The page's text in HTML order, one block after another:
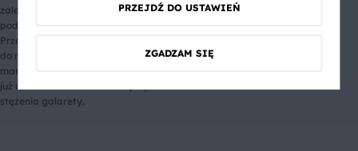
zalewy lub z tuszek. W przypadku tuszek konieczne będzie ich
podgotowanie w bulionie. Filety wystarczy tylko opłukać z zalewy.
Przed zalaniem bulionem śledzie układa się na półmisku lub wkłada
do naczynia/foremki. Dodatkowo można dodać ugotowany groszek,
marchewkę, jajko, natkę pietruszki, cebulę. Gdy wszystkie składniki są
już ułożone całość zalewa się wywarem i odstawia do lodówki do
stężenia galarety.
PRZEJDŹ DO USTAWIEŃ
ZGADZAM SIĘ